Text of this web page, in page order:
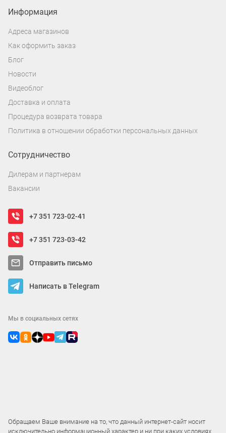
Информация
Адреса магазинов
Как оформить заказ
Блог
Новости
Видеоблог
Доставка и оплата
Процедура возврата товара
Политика в отношении обработки персональных данных
Сотрудничество
Дилерам и партнерам
Вакансии
+7 351 723-02-41
+7 351 723-03-42
Отправить письмо
Написать в Telegram
Мы в социальных сетях
Обращаем Ваше внимание на то, что данный интернет-сайт носит
исключительно информационный характер и ни при каких условиях